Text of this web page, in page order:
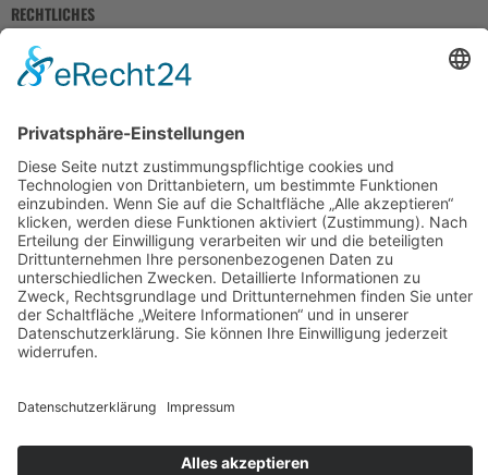
RECHTLICHES
Impressum
Datenschutz
AGB
Widerrufsbelehrung
Bankdaten